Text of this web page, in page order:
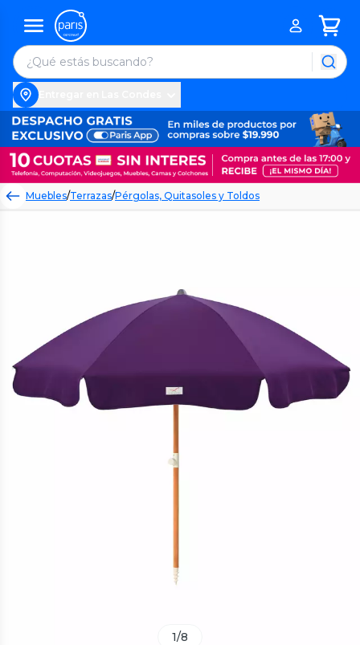
Muebles/Terrazas/Pérgolas, Quitasoles y Toldos
1/8